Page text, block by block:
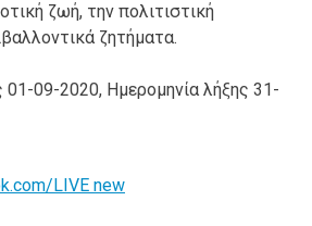
ζωή, την πολιτιστική
ζητήματα.
01-09-2020, Ημερομηνία λήξης 31-
LIVE new